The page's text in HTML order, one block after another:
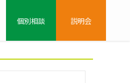
個別相談
説明会